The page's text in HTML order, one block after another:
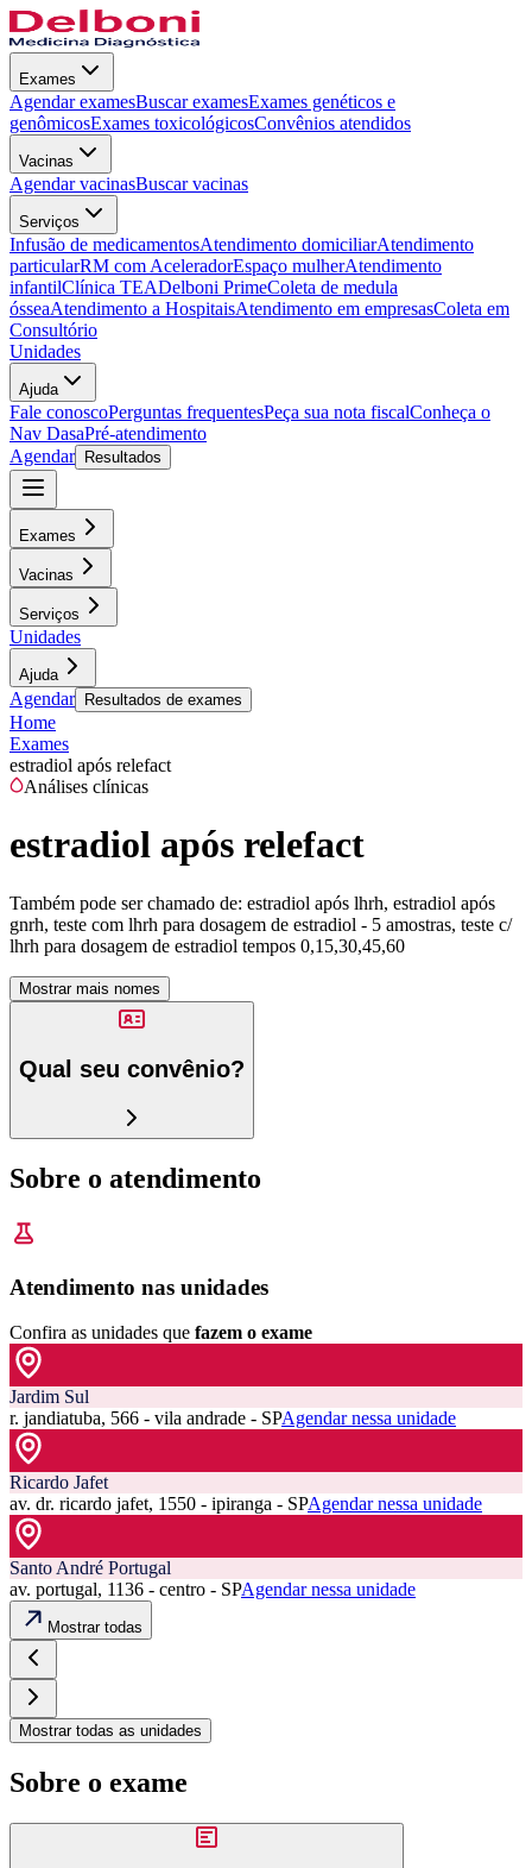
Exames
Agendar examesBuscar examesExames genéticos e
genômicosExames toxicológicosConvênios atendidos
Vacinas
Agendar vacinasBuscar vacinas
Serviços
Infusão de medicamentosAtendimento domiciliarAtendimento
particularRM com AceleradorEspaço mulherAtendimento
infantilClínica TEADelboni PrimeColeta de medula
ósseaAtendimento a HospitaisAtendimento em empresasColeta em
Consultório
Unidades
Ajuda
Fale conoscoPerguntas frequentesPeça sua nota fiscalConheça o
Nav DasaPré-atendimento
Agendar
Resultados
Exames
Vacinas
Serviços
Unidades
Ajuda
Agendar Resultados de exames
Home
Exames
estradiol após relefact
Análises clínicas
estradiol após relefact
Também pode ser chamado de: estradiol após lhrh, estradiol após
gnrh, teste com lhrh para dosagem de estradiol - 5 amostras, teste c/
lhrh para dosagem de estradiol tempos 0,15,30,45,60
Mostrar mais nomes
Qual seu convênio?
Sobre o atendimento
Atendimento nas unidades
Confira as unidades que fazem o exame
Jardim Sul
r. jandiatuba, 566 - vila andrade - SPAgendar nessa unidade
Ricardo Jafet
av. dr. ricardo jafet, 1550 - ipiranga - SPAgendar nessa unidade
Santo André Portugal
av. portugal, 1136 - centro - SPAgendar nessa unidade
Mostrar todas
Mostrar todas as unidades
Sobre o exame